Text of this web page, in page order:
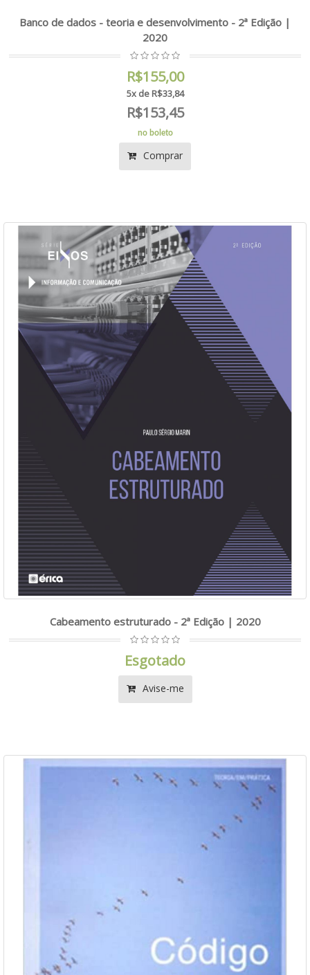
Banco de dados - teoria e desenvolvimento - 2ª Edição |
2020
R$155,00
5x de R$33,84
R$153,45
no boleto
Comprar
Cabeamento estruturado - 2ª Edição | 2020
Esgotado
Avise-me